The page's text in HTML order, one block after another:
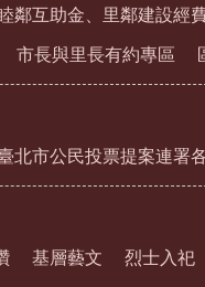
鄰互助金、里鄰建設經
市長與里長有約專區
北市公民投票提案連署
基層藝文 烈士入祀